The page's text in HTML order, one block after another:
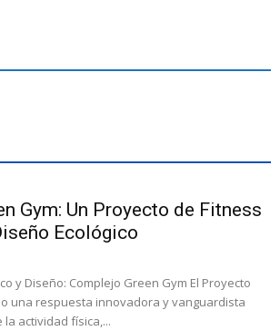
Gym: Un Proyecto de Fitness
Ecológico
y Diseño: Complejo Green Gym El Proyecto
una respuesta innovadora y vanguardista
actividad física,...